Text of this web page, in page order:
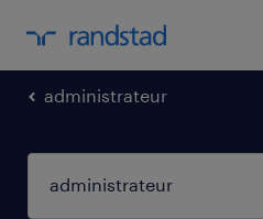
administrateur